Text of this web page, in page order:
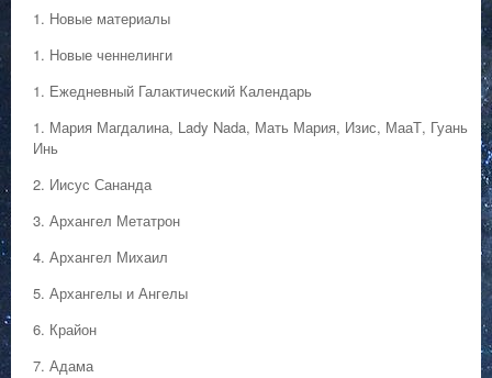
1. Hовые материалы
1. Hовые ченнелинги
1. Ежедневный Галактический Календарь
1. Мария Магдалина, Lady Nada, Мать Мария, Изис, МааТ, Гуань
Инь
2. Иисус Сананда
3. Архангел Метатрон
4. Архангел Михаил
5. Архангелы и Ангелы
6. Крайон
7. Адама